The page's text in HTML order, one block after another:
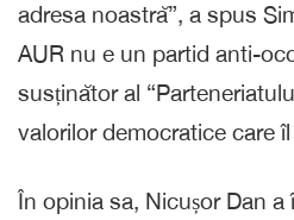
adresa noastră”, a spus
AUR nu e un partid anti-
susținător al
valorilor democratice care
În opinia sa, Nicușor Dan a